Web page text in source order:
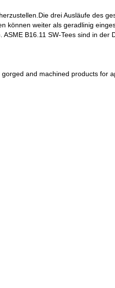
drei Ausläufe des
können weiter als geradlinig
B16.11 SW-Tees sind in der
and machined products for